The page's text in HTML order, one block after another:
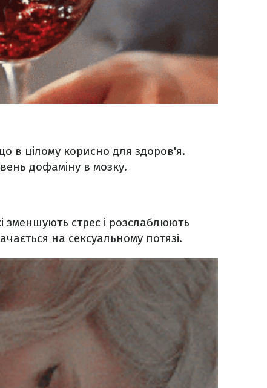
в цілому корисно для здоров'я.
дофаміну в мозку.
зменшують стрес і розслаблюють
на сексуальному потязі.